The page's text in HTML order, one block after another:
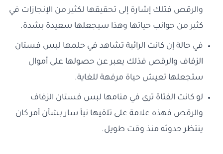
والرقص فتلك إشارة إلى تحقيقها لكثير من الإنجازات في
كثير من جوانب حياتها وهذا سيجعلها سعيدة بشدة.
في حالة إن كانت الرائية تشاهد في حلمها لبس فستان
الزفاف والرقص فذلك يعبر عن حصولها على أموال
ستجعلها تعيش حياة مرفهة للغاية.
لو كانت الفتاة ترى في منامها لبس فستان الزفاف
والرقص فهذه علامة على تلقيها نبأ سار بشأن أمر كان
ينتظر حدوثه منذ وقت طويل.